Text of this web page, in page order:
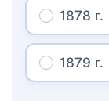
1878 г.
1879 г.